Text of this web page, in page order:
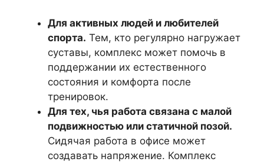
Для активных людей и любителей
спорта. Тем, кто регулярно нагружает
суставы, комплекс может помочь в
поддержании их естественного
состояния и комфорта после
тренировок.
Для тех, чья работа связана с малой
подвижностью или статичной позой.
Сидячая работа в офисе может
создавать напряжение. Комплекс